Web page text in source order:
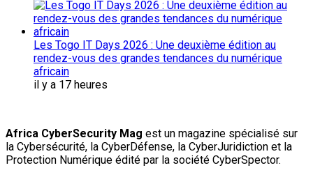
Les Togo IT Days 2026 : Une deuxième édition au
rendez-vous des grandes tendances du numérique
africain
il y a 17 heures
Africa CyberSecurity Mag est un magazine spécialisé sur
la Cybersécurité, la CyberDéfense, la CyberJuridiction et la
Protection Numérique édité par la société CyberSpector.